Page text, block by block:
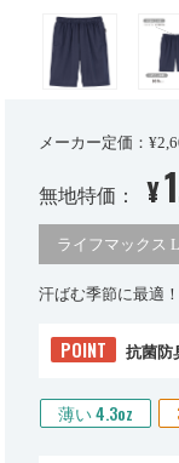
メーカー定価：
無地特価： ¥
ライフマックス
汗ばむ季節に最適
POINT 抗菌防
薄い 4.3oz